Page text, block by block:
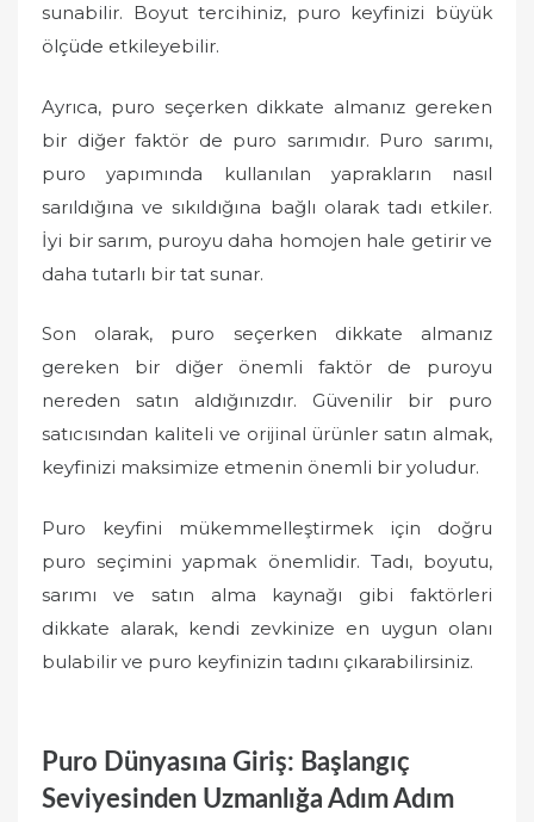
sunabilir. Boyut tercihiniz, puro keyfinizi büyük
ölçüde etkileyebilir.
Ayrıca, puro seçerken dikkate almanız gereken
bir diğer faktör de puro sarımıdır. Puro sarımı,
puro yapımında kullanılan yaprakların nasıl
sarıldığına ve sıkıldığına bağlı olarak tadı etkiler.
İyi bir sarım, puroyu daha homojen hale getirir ve
daha tutarlı bir tat sunar.
Son olarak, puro seçerken dikkate almanız
gereken bir diğer önemli faktör de puroyu
nereden satın aldığınızdır. Güvenilir bir puro
satıcısından kaliteli ve orijinal ürünler satın almak,
keyfinizi maksimize etmenin önemli bir yoludur.
Puro keyfini mükemmelleştirmek için doğru
puro seçimini yapmak önemlidir. Tadı, boyutu,
sarımı ve satın alma kaynağı gibi faktörleri
dikkate alarak, kendi zevkinize en uygun olanı
bulabilir ve puro keyfinizin tadını çıkarabilirsiniz.
Puro Dünyasına Giriş: Başlangıç
Seviyesinden Uzmanlığa Adım Adım